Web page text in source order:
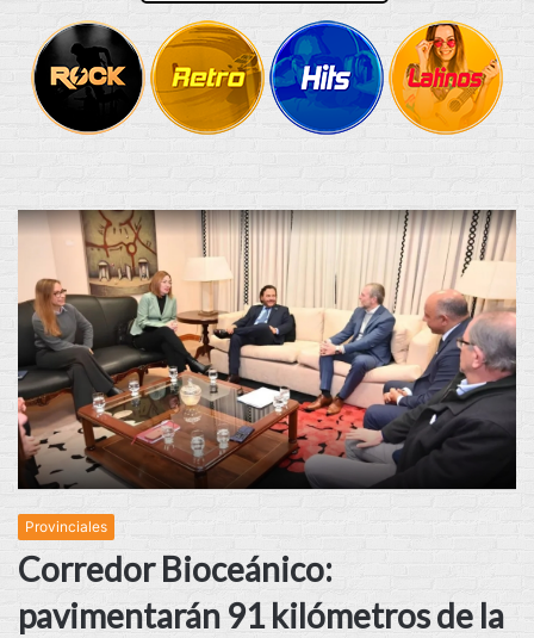
Provinciales
Corredor Bioceánico:
pavimentarán 91 kilómetros de la